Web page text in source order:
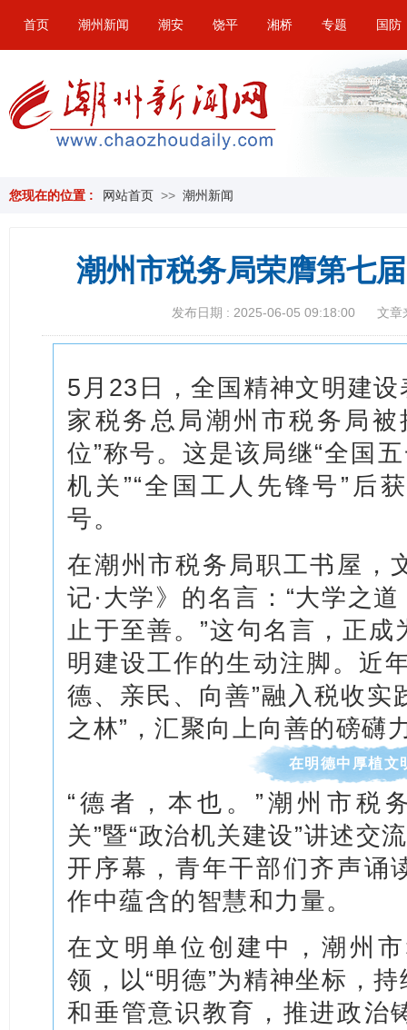
首页 潮州新闻 潮安 饶平 湘桥 专题 国防
您现在的位置 : 网站首页 >> 潮州新闻
潮州市税务局荣膺第七
发布日期 : 2025-06-05 09:18:00 文章
5月23日，全国精神文明建
家税务总局潮州市税务局
位”称号。这是该局继“全国
机关”“全国工人先锋号”后
号。
在潮州市税务局职工书屋，
记·大学》的名言：“大学之
止于至善。”这句名言，正
明建设工作的生动注脚。近
德、亲民、向善”融入税收实
之林”，汇聚向上向善的磅礴
在明德中厚植文
“德者，本也。”潮州市税
关”暨“政治机关建设”讲述交
开序幕，青年干部们齐声诵
作中蕴含的智慧和力量。
在文明单位创建中，潮州
领，以“明德”为精神坐标，
和垂管意识教育，推进政治